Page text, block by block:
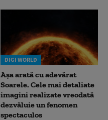
DIGI WORLD
Așa arată cu adevărat
Soarele. Cele mai detaliate
imagini realizate vreodată
dezvăluie un fenomen
spectaculos